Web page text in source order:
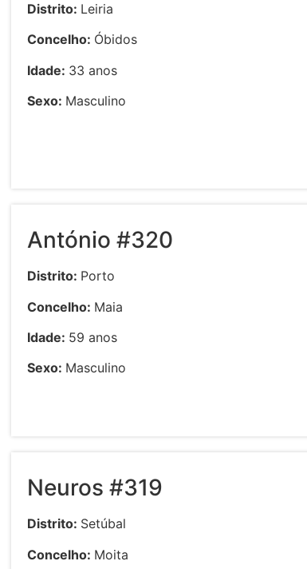
Distrito: Leiria
Concelho: Óbidos
Idade: 33 anos
Sexo: Masculino
António #320
Distrito: Porto
Concelho: Maia
Idade: 59 anos
Sexo: Masculino
Neuros #319
Distrito: Setúbal
Concelho: Moita